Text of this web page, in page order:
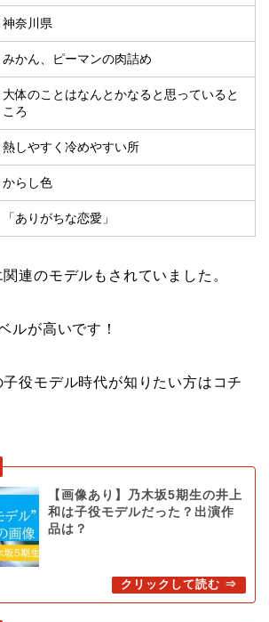
神奈川県
みかん、ピーマンの肉詰め
大体のことはなんとかなると思っていると
ころ
熱しやすく冷めやすい所
からし色
「ありがちな恋愛」
連のモデルもされていました。
ルが高いです！
役モデル時代が知りたい方はコチ
【画像あり】乃木坂5期生の井上
和は子役モデルだった？出演作
品は？